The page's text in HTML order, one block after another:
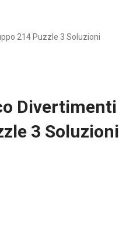
214 Puzzle 3 Soluzioni
Divertimenti
3 Soluzioni